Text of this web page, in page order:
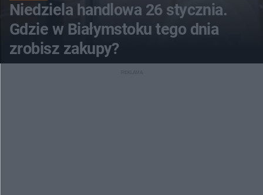
Niedziela handlowa 26 stycznia.
Gdzie w Białymstoku tego dnia
zrobisz zakupy?